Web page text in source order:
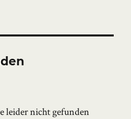
leider nicht gefunden